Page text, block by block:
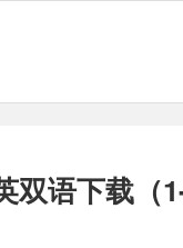
双语下载（